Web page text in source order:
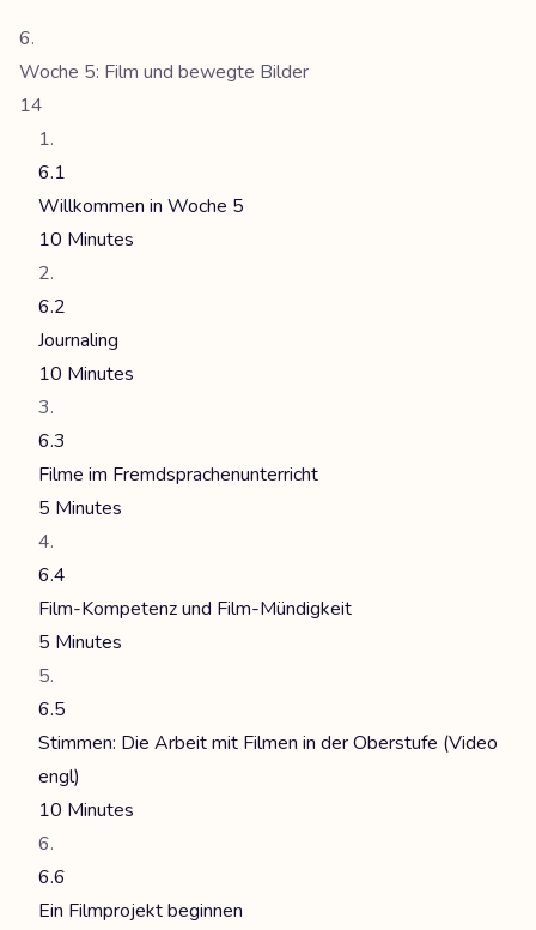
Woche 5: Film und bewegte Bilder
14
6.1
Willkommen in Woche 5
10 Minutes
6.2
Journaling
10 Minutes
6.3
Filme im Fremdsprachenunterricht
5 Minutes
6.4
Film-Kompetenz und Film-Mündigkeit
5 Minutes
6.5
Stimmen: Die Arbeit mit Filmen in der Oberstufe (Video
engl)
10 Minutes
6.6
Ein Filmprojekt beginnen